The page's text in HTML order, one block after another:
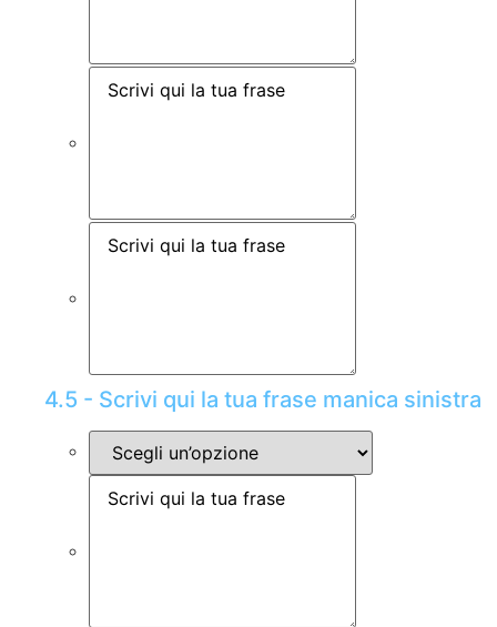
4.5 - Scrivi qui la tua frase manica sinistra